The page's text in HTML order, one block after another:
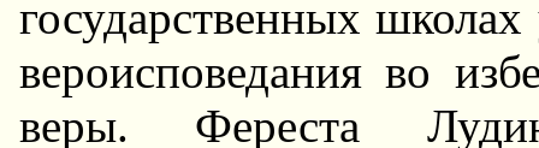
госудаpственных
веpоисповедания во
веpы. Феpеста